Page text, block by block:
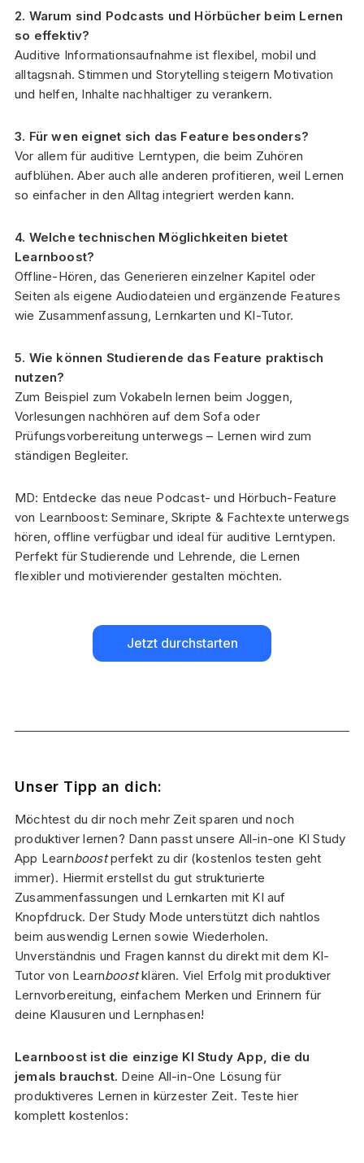
2. Warum sind Podcasts und Hörbücher beim Lernen
so effektiv?
Auditive Informationsaufnahme ist flexibel, mobil und
alltagsnah. Stimmen und Storytelling steigern Motivation
und helfen, Inhalte nachhaltiger zu verankern.
3. Für wen eignet sich das Feature besonders?
Vor allem für auditive Lerntypen, die beim Zuhören
aufblühen. Aber auch alle anderen profitieren, weil Lernen
so einfacher in den Alltag integriert werden kann.
4. Welche technischen Möglichkeiten bietet
Learnboost?
Offline-Hören, das Generieren einzelner Kapitel oder
Seiten als eigene Audiodateien und ergänzende Features
wie Zusammenfassung, Lernkarten und KI-Tutor.
5. Wie können Studierende das Feature praktisch
nutzen?
Zum Beispiel zum Vokabeln lernen beim Joggen,
Vorlesungen nachhören auf dem Sofa oder
Prüfungsvorbereitung unterwegs – Lernen wird zum
ständigen Begleiter.
MD: Entdecke das neue Podcast- und Hörbuch-Feature
von Learnboost: Seminare, Skripte & Fachtexte unterwegs
hören, offline verfügbar und ideal für auditive Lerntypen.
Perfekt für Studierende und Lehrende, die Lernen
flexibler und motivierender gestalten möchten.
Jetzt durchstarten
Unser Tipp an dich:
Möchtest du dir noch mehr Zeit sparen und noch
produktiver lernen? Dann passt unsere All-in-one KI Study
App Learnboostperfekt zu dir (kostenlos testen geht
immer). Hiermit erstellst du gut strukturierte
Zusammenfassungen und Lernkarten mit KI auf
Knopfdruck. Der Study Mode unterstützt dich nahtlos
beim auswendig Lernen sowie Wiederholen.
Unverständnis und Fragen kannst du direkt mit dem KI-
Tutor von Learnboostklären. Viel Erfolg mit produktiver
Lernvorbereitung, einfachem Merken und Erinnern für
deine Klausuren und Lernphasen!
Learnboost ist die einzige KI Study App, die du
jemals brauchst. Deine All-in-One Lösung für
produktiveres Lernen in kürzester Zeit. Teste hier
komplett kostenlos: